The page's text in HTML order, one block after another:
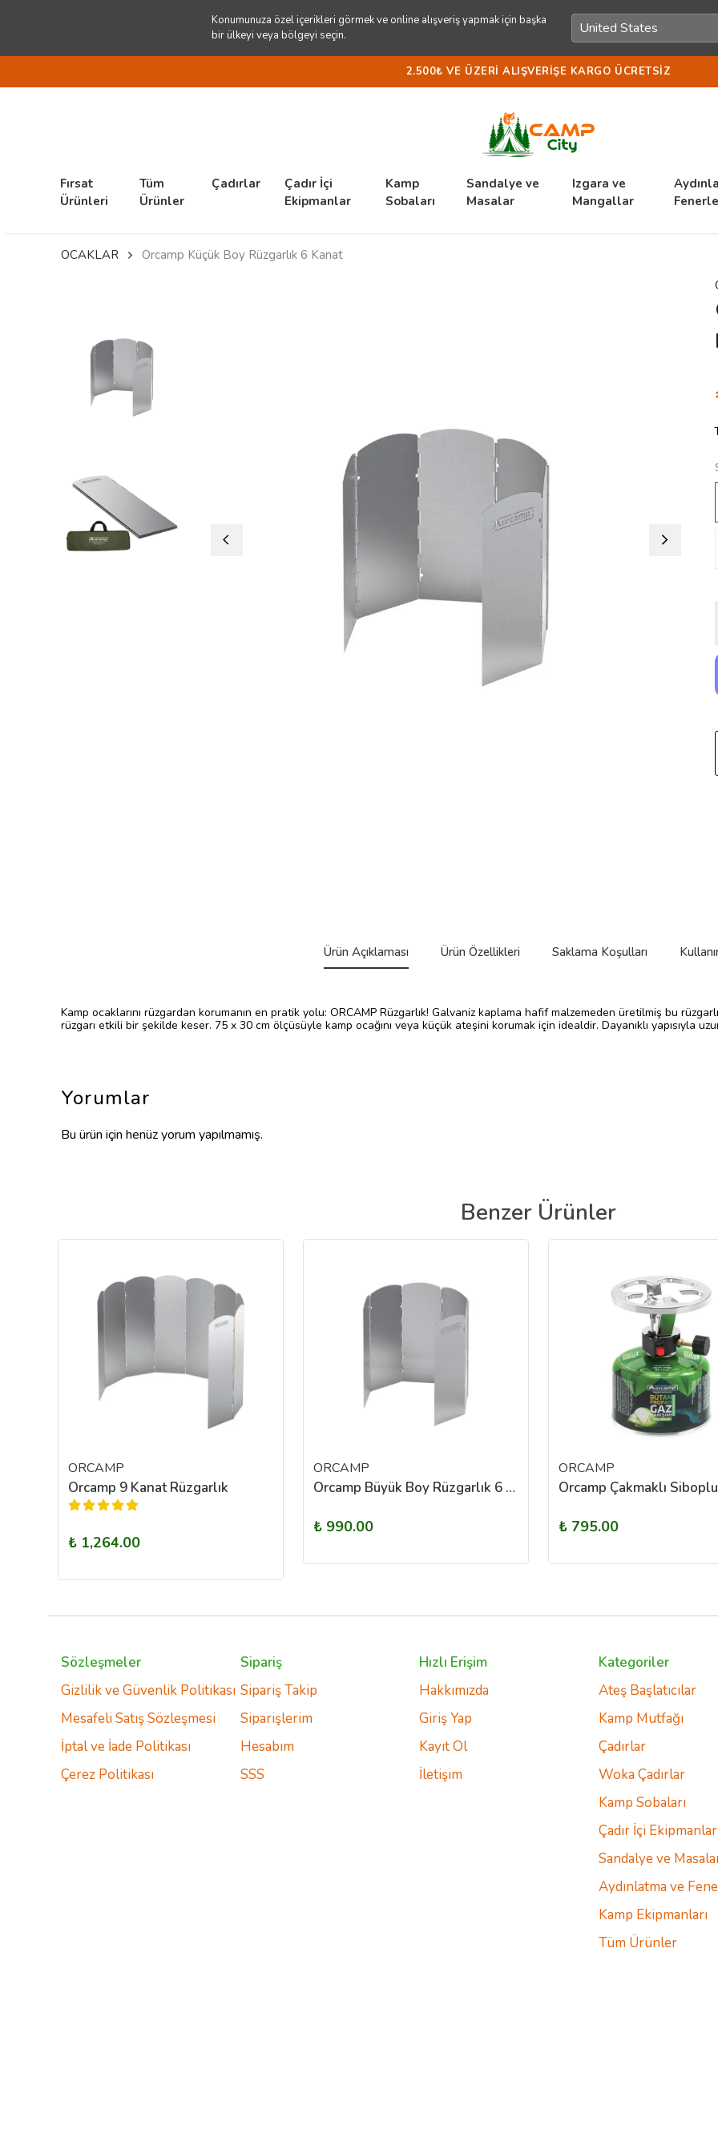
Konumunuza özel içerikleri görmek ve online alışveriş yapmak için başka
bir ülkeyi veya bölgeyi seçin.
2.500₺ VE ÜZERI ALIŞVERIŞE KARGO ÜCRETSIZ
Fırsat
Ürünleri
Tüm
Ürünler
Çadırlar
Çadır İçi
Ekipmanlar
Kamp
Sobaları
Sandalye ve
Masalar
Izgara ve
Mangallar
OCAKLAR
Orcamp Küçük Boy Rüzgarlık 6 Kanat
Ürün Açıklaması Ürün Özellikleri Saklama Koşulları
Kamp ocaklarını rüzgardan korumanın en pratik yolu: ORCAMP Rüzgarlık! Galvaniz kaplama hafif malzemeden üretilmiş bu
rüzgarı etkili bir şekilde keser. 75 x 30 cm ölçüsüyle kamp ocağını veya küçük ateşini korumak için idealdir. Dayanıklı yapısıyla
Yorumlar
Bu ürün için henüz yorum yapılmamış.
Benzer Ürünler
ORCAMP
Orcamp 9 Kanat Rüzgarlık
₺ 1,264.00
ORCAMP
Orcamp Büyük Boy Rüzgarlık 6 Kanat
₺ 990.00
ORCAMP
₺ 795.00
Sözleşmeler
Gizlilik ve Güvenlik Politikası
Mesafeli Satış Sözleşmesi
İptal ve İade Politikası
Çerez Politikası
Sipariş
Sipariş Takip
Siparişlerim
Hesabım
SSS
Hızlı Erişim
Hakkımızda
Giriş Yap
Kayıt Ol
İletişim
Kategoriler
Ateş Başlatıcılar
Kamp Mutfağı
Çadırlar
Woka Çadırlar
Kamp Sobaları
Çadır İçi Ekipmanlar
Sandalye ve
Aydınlatma ve
Kamp Ekipmanları
Tüm Ürünler